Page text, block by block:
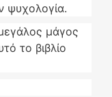
ψυχολογία.
μάγος
το βιβλίο